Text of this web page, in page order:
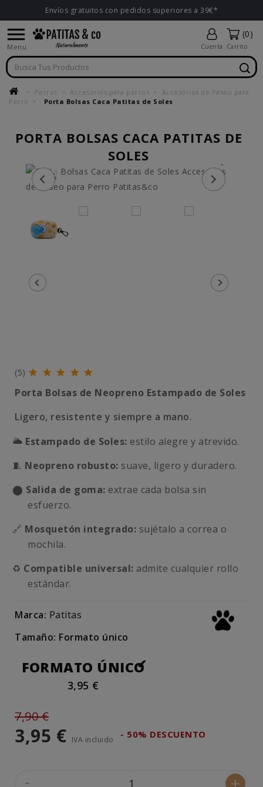
Envíos gratuitos con pedidos superiores a 39€*

Menu Cuenta
(0)
Carrito
Perros Accesorios para perros
Accesorios de Paseo para
Perro
Porta Bolsas Caca Patitas de Soles
PORTA BOLSAS CACA PATITAS DE
SOLES
-50%
(5)
Porta Bolsas de Neopreno Estampado de Soles
Ligero, resistente y siempre a mano.
🌥️ Estampado de Soles: estilo alegre y atrevido.
🧵 Neopreno robusto: suave, ligero y duradero.
⬤ Salida de goma: extrae cada bolsa sin
esfuerzo.
🔗 Mosquetón integrado: sujétalo a correa o
mochila.
♻️ Compatible universal: admite cualquier rollo
estándar.
Marca: Patitas
Tamaño: Formato único
FORMATO ÚNICO
3,95 €
7,90 €
3,95 € IVA incluido - 50% DESCUENTO
-